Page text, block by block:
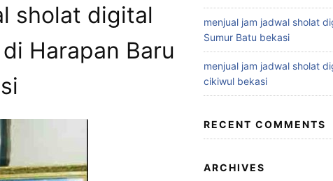
sholat digital
Harapan Baru
menjual jam jadwal sholat
Sumur Batu bekasi
menjual jam jadwal sholat
cikiwul bekasi
RECENT COMMENTS
ARCHIVES